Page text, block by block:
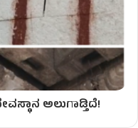
ಅಲುಗಾಡ್ತಿದೆ!